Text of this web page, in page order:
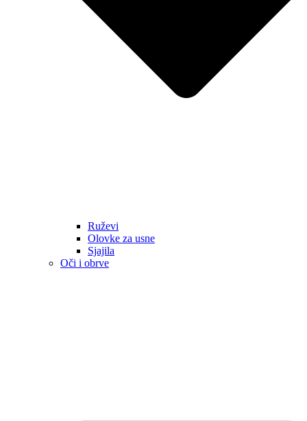
Ruževi
Olovke za usne
Sjajila
Oči i obrve